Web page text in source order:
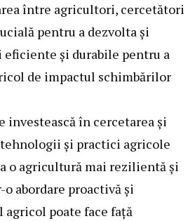
între agricultori, cercetători
pentru a dezvolta și
și durabile pentru a
de impactul schimbărilor
investească în cercetarea și
și practici agricole
o agricultură mai rezilientă și
abordare proactivă și
agricol poate face față